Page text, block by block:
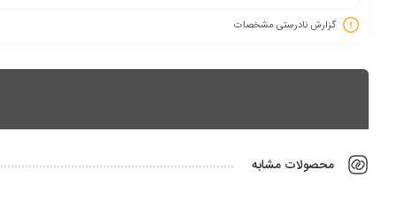
گزارش نادرستی مشخصات
محصولات مشابه